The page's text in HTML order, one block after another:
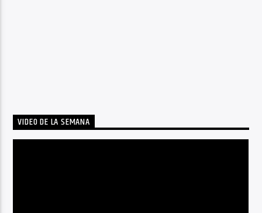
VIDEO DE LA SEMANA